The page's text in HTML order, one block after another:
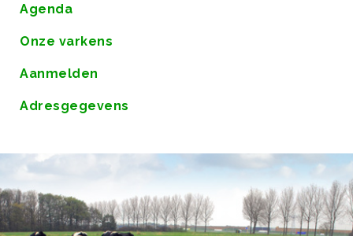
Agenda
Onze varkens
Aanmelden
Adresgegevens